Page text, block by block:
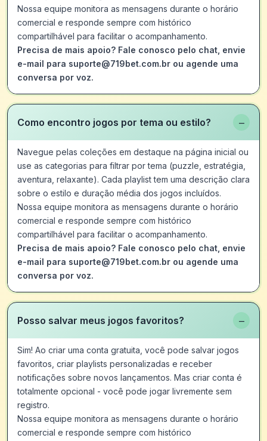
Nossa equipe monitora as mensagens durante o horário
comercial e responde sempre com histórico
compartilhável para facilitar o acompanhamento.
Precisa de mais apoio? Fale conosco pelo chat, envie
e-mail para suporte@719bet.com.br ou agende uma
conversa por voz.
Como encontro jogos por tema ou estilo? −
Navegue pelas coleções em destaque na página inicial ou
use as categorias para filtrar por tema (puzzle, estratégia,
aventura, relaxante). Cada playlist tem uma descrição clara
sobre o estilo e duração média dos jogos incluídos.
Nossa equipe monitora as mensagens durante o horário
comercial e responde sempre com histórico
compartilhável para facilitar o acompanhamento.
Precisa de mais apoio? Fale conosco pelo chat, envie
e-mail para suporte@719bet.com.br ou agende uma
conversa por voz.
Posso salvar meus jogos favoritos? −
Sim! Ao criar uma conta gratuita, você pode salvar jogos
favoritos, criar playlists personalizadas e receber
notificações sobre novos lançamentos. Mas criar conta é
totalmente opcional - você pode jogar livremente sem
registro.
Nossa equipe monitora as mensagens durante o horário
comercial e responde sempre com histórico